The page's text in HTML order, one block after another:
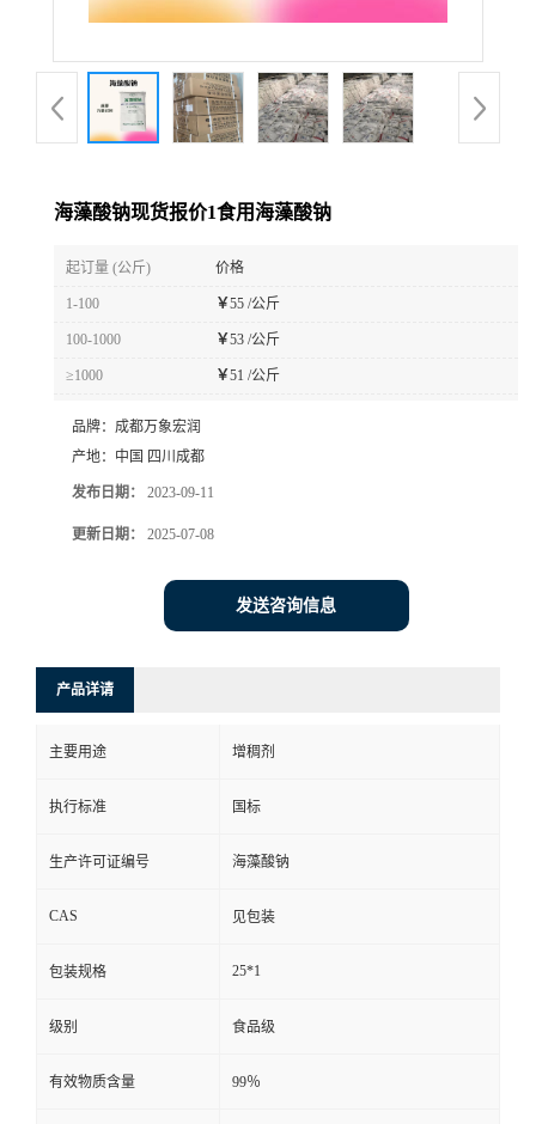
海藻酸钠现货报价1食用海藻酸钠
起订量 (公斤) 价格
1-100 ￥55 /公斤
100-1000 ￥53 /公斤
≥1000 ￥51 /公斤
品牌： 成都万象宏润
产地： 中国 四川成都
发布日期： 2023-09-11
更新日期： 2025-07-08
发送咨询信息
产品详请
主要用途 增稠剂
执行标准 国标
生产许可证编号 海藻酸钠
CAS 见包装
包装规格 25*1
级别 食品级
有效物质含量 99％